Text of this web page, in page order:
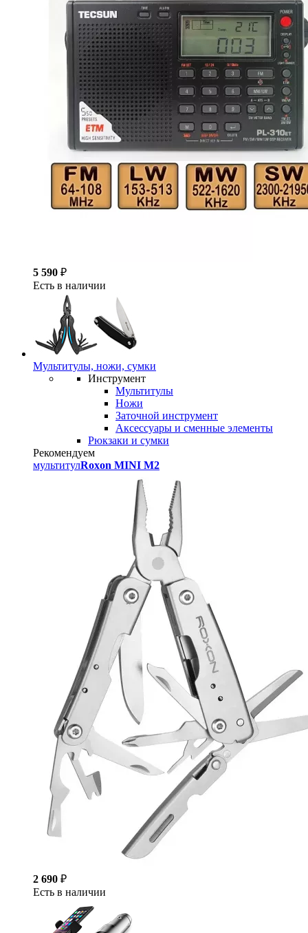
5 590 ₽
Есть в наличии
Мультитулы, ножи, сумки
Инструмент
Мультитулы
Ножи
Заточной инструмент
Аксессуары и сменные элементы
Рюкзаки и сумки
Рекомендуем
мультитулRoxon MINI M2
2 690 ₽
Есть в наличии